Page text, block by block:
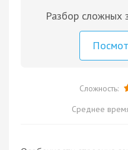
Разбор сложных
Сложность:
Среднее